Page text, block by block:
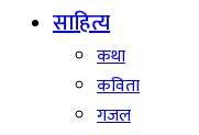
साहित्य
कथा
कविता
गजल